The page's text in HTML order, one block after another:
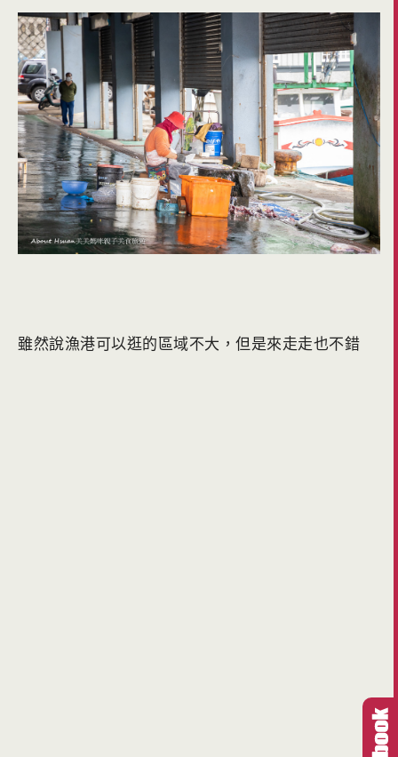
雖然說漁港可以逛的區域不大，但是來走走也不錯